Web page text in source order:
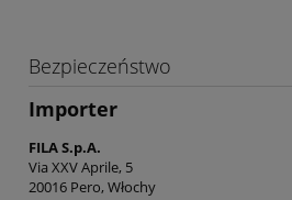
Bezpieczeństwo
Importer
FILA S.p.A.
Via XXV Aprile, 5
20016 Pero, Włochy